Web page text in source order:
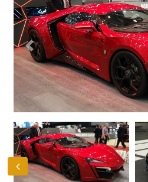
Previous